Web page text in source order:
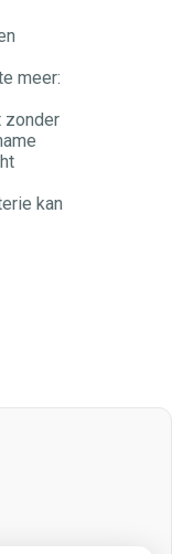
meer:
zonder
kan